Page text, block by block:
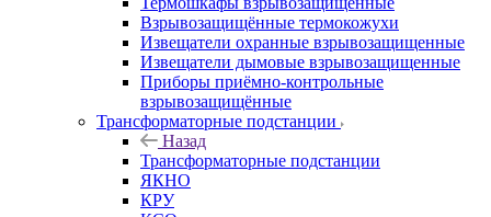
Взрывозащищённые термокожухи
Извещатели охранные взрывозащищенные
Извещатели дымовые взрывозащищенные
Приборы приёмно-контрольные
взрывозащищённые
Трансформаторные подстанции
Назад
Трансформаторные подстанции
ЯКНО
КРУ